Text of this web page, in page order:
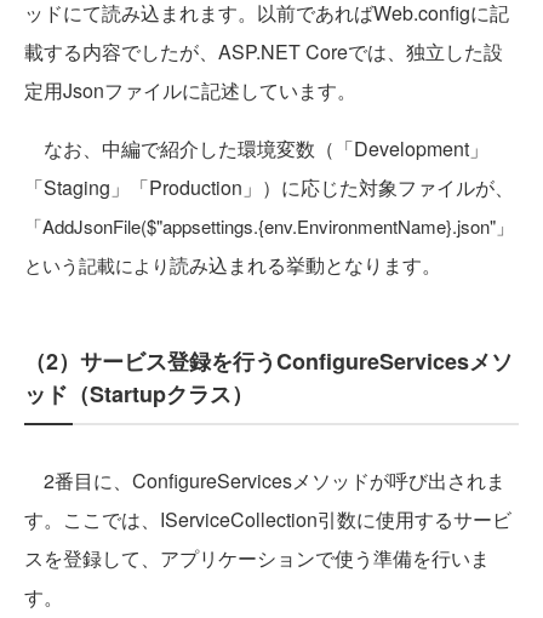
ッドにて読み込まれます。以前であればWeb.configに記
載する内容でしたが、ASP.NET Coreでは、独立した設
定用Jsonファイルに記述しています。
なお、中編で紹介した環境変数（「Development」
「Staging」「Production」）に応じた対象ファイルが、
「AddJsonFile($"appsettings.{env.EnvironmentName}.json"」
という記載により読み込まれる挙動となります。
（2）サービス登録を行うConfigureServicesメソ
ッド（Startupクラス）
2番目に、ConfigureServicesメソッドが呼び出されま
す。ここでは、IServiceCollection引数に使用するサービ
スを登録して、アプリケーションで使う準備を行いま
す。